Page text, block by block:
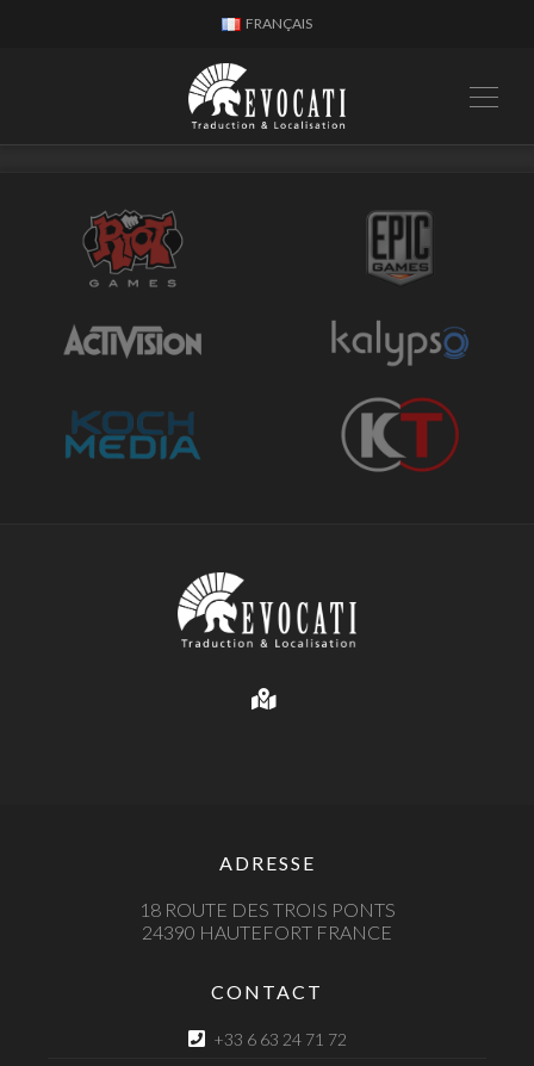
FRANÇAIS
ADRESSE
18 ROUTE DES TROIS PONTS
24390 HAUTEFORT FRANCE
CONTACT
+33 6 63 24 71 72